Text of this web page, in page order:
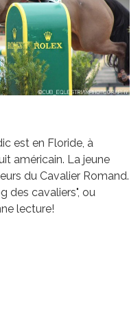
est en Floride, à
américain. La jeune
du Cavalier Romand.
des cavaliers", ou
lecture!